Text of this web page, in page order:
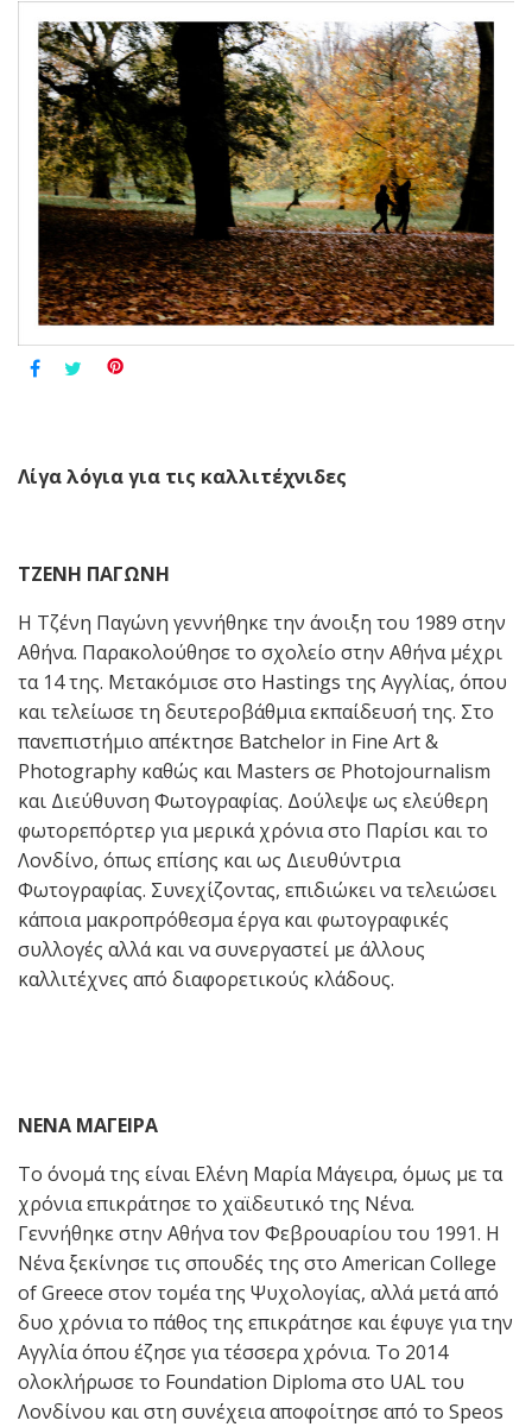
Λίγα λόγια για τις καλλιτέχνιδες
ΤΖΕΝΗ ΠΑΓΩΝΗ
Η Τζένη Παγώνη γεννήθηκε την άνοιξη του 1989 στην
Αθήνα. Παρακολούθησε το σχολείο στην Αθήνα μέχρι
τα 14 της. Μετακόμισε στο Hastings της Αγγλίας, όπου
και τελείωσε τη δευτεροβάθμια εκπαίδευσή της. Στο
πανεπιστήμιο απέκτησε Batchelor in Fine Art &
Photography καθώς και Masters σε Photojournalism
και Διεύθυνση Φωτογραφίας. Δούλεψε ως ελεύθερη
φωτορεπόρτερ για μερικά χρόνια στο Παρίσι και το
Λονδίνο, όπως επίσης και ως Διευθύντρια
Φωτογραφίας. Συνεχίζοντας, επιδιώκει να τελειώσει
κάποια μακροπρόθεσμα έργα και φωτογραφικές
συλλογές αλλά και να συνεργαστεί με άλλους
καλλιτέχνες από διαφορετικούς κλάδους.
ΝΕΝΑ ΜΑΓΕΙΡΑ
Το όνομά της είναι Ελένη Μαρία Μάγειρα, όμως με τα
χρόνια επικράτησε το χαϊδευτικό της Νένα.
Γεννήθηκε στην Αθήνα τον Φεβρουαρίου του 1991. Η
Νένα ξεκίνησε τις σπουδές της στο American College
of Greece στον τομέα της Ψυχολογίας, αλλά μετά από
δυο χρόνια το πάθος της επικράτησε και έφυγε για την
Αγγλία όπου έζησε για τέσσερα χρόνια. Το 2014
ολοκλήρωσε το Foundation Diploma στο UAL του
Λονδίνου και στη συνέχεια αποφοίτησε από το Speos